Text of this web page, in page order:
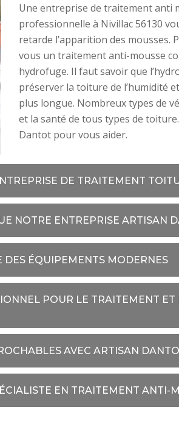
Une entreprise de traitement anti
professionnelle à Nivillac 56130
retarde l’apparition des mousses.
vous un traitement anti-mousse
hydrofuge. Il faut savoir que
préserver la toiture de l’humidité
plus longue. Nombreux types de
et la santé de tous types de
Dantot pour vous aider.
DE TRAITEMENT
NOTRE ENTREPRISE ARTISAN
ÉQUIPEMENTS MODERNES
POUR LE TRAITEMENT
AVEC ARTISAN
EN TRAITEMENT ANTI-